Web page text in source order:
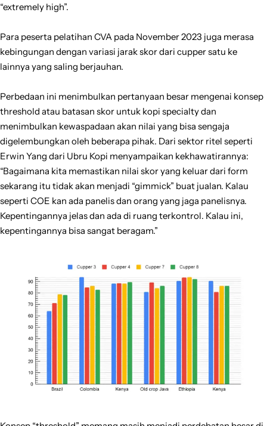
“extremely high”.
Para peserta pelatihan CVA pada November 2023 juga merasa
kebingungan dengan variasi jarak skor dari cupper satu ke
lainnya yang saling berjauhan.
Perbedaan ini menimbulkan pertanyaan besar mengenai konsep
threshold atau batasan skor untuk kopi specialty dan
menimbulkan kewaspadaan akan nilai yang bisa sengaja
digelembungkan oleh beberapa pihak. Dari sektor ritel seperti
Erwin Yang dari Ubru Kopi menyampaikan kekhawatirannya:
“Bagaimana kita memastikan nilai skor yang keluar dari form
sekarang itu tidak akan menjadi “gimmick” buat jualan. Kalau
seperti COE kan ada panelis dan orang yang jaga panelisnya.
Kepentingannya jelas dan ada di ruang terkontrol. Kalau ini,
kepentingannya bisa sangat beragam.”